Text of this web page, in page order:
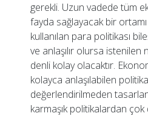
gerekli. Uzun vadede tüm
fayda sağlayacak bir
kullanılan para politikası
ve anlaşılır olursa istenilen
denli kolay olacaktır.
kolayca anlaşılabilen
değerlendirilmeden
karmaşık politikalardan